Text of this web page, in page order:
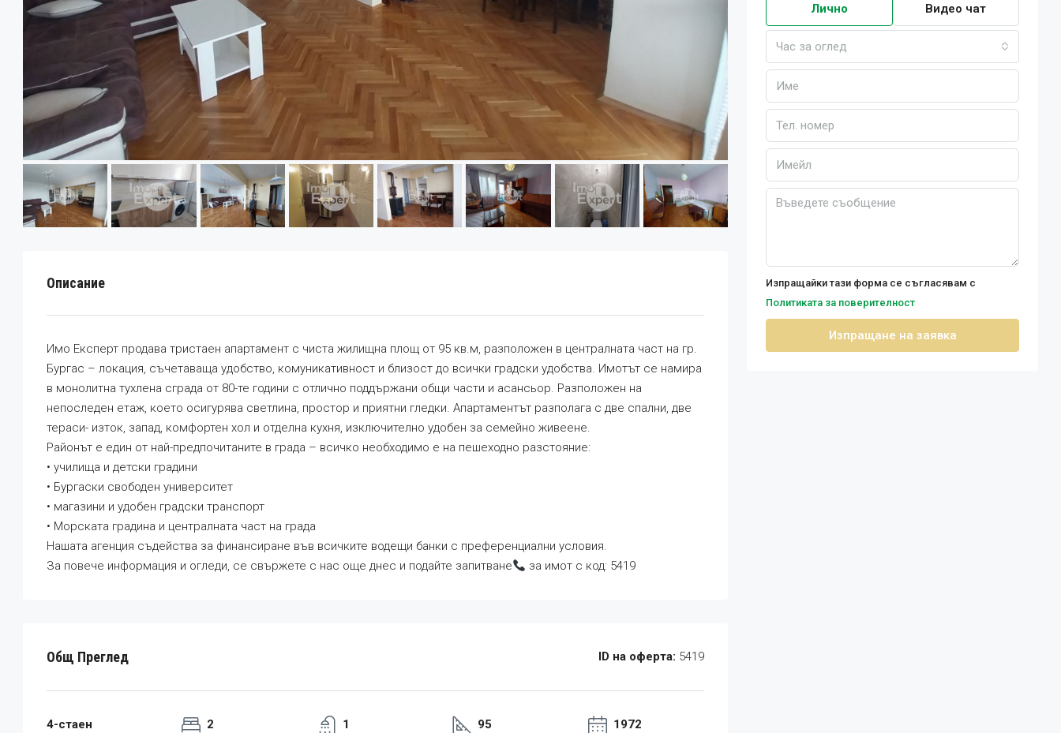
Описание
Имо Експерт продава тристаен апартамент с чиста жилищна площ от 95 кв.м, разположен в централната част на гр.
Бургас – локация, съчетаваща удобство, комуникативност и близост до всички градски удобства. Имотът се намира
в монолитна тухлена сграда от 80-те години с отлично поддържани общи части и асансьор. Разположен на
непоследен етаж, което осигурява светлина, простор и приятни гледки. Апартаментът разполага с две спални, две
тераси- изток, запад, комфортен хол и отделна кухня, изключително удобен за семейно живеене.
Районът е един от най-предпочитаните в града – всичко необходимо е на пешеходно разстояние:
• училища и детски градини
• Бургаски свободен университет
• магазини и удобен градски транспорт
• Морската градина и централната част на града
Нашата агенция съдейства за финансиране във всичките водещи банки с преференциални условия.
За повече информация и огледи, се свържете с нас още днес и подайте запитване
за имот с код: 5419
Общ Преглед ID на оферта: 5419
4-стаен
2
1
95
1972
Лично Видео чат
Час за оглед
Изпращайки тази форма се съгласявам с
Политиката за поверителност
Изпращане на заявка